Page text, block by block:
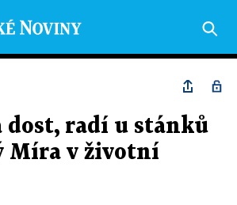
dost, radí u stánků
Míra v životní